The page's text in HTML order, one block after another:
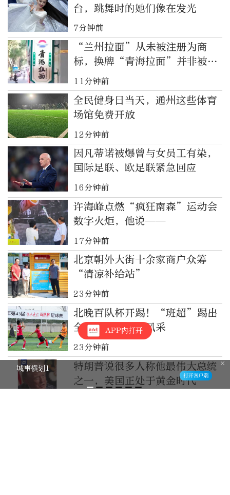
台，跳舞时的她们像在发光
7分钟前
“兰州拉面”从未被注册为商
标，换牌“青海拉面”并非被迫
改名换姓
11分钟前
全民健身日当天，通州这些体育
场馆免费开放
12分钟前
因凡蒂诺被爆曾与女员工有染，
国际足联、欧足联紧急回应
16分钟前
许海峰点燃“疯狂南森”运动会
数字火炬，他说——
17分钟前
北京朝外大街十余家商户众筹
“清凉补给站”
23分钟前
北晚百队杯开踢！“班超”踢出
全民健身的少年风采
23分钟前
特朗普说很多人称他最伟大总统
之一，美国正处于黄金时代
APP内打开
城事横划1